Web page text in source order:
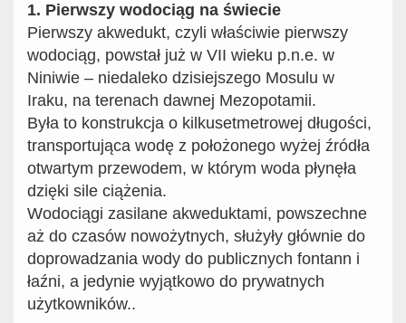
1. Pierwszy wodociąg na świecie
Pierwszy akwedukt, czyli właściwie pierwszy
wodociąg, powstał już w VII wieku p.n.e. w
Niniwie – niedaleko dzisiejszego Mosulu w
Iraku, na terenach dawnej Mezopotamii.
Była to konstrukcja o kilkusetmetrowej długości,
transportująca wodę z położonego wyżej źródła
otwartym przewodem, w którym woda płynęła
dzięki sile ciążenia.
Wodociągi zasilane akweduktami, powszechne
aż do czasów nowożytnych, służyły głównie do
doprowadzania wody do publicznych fontann i
łaźni, a jedynie wyjątkowo do prywatnych
użytkowników..